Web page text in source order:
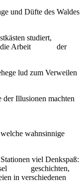
und Düfte des Waldes
studiert,
und die Arbeit der
lud zum Verweilen
Illusionen machten
wahnsinnige
viel Denkspaß:
geschichten,
in verschiedenen